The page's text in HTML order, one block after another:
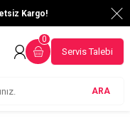
Kargo!
ARA
0
Servis Talebi